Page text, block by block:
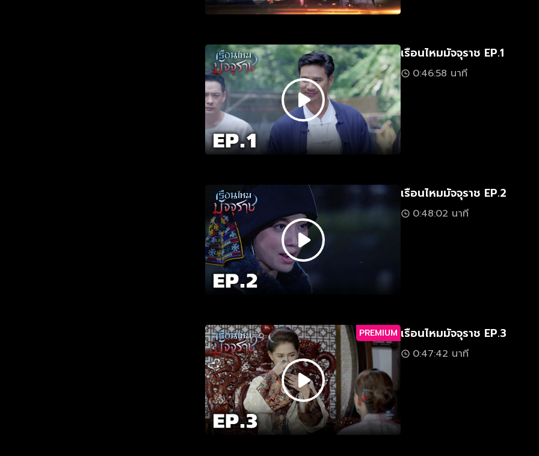
เรือนไหมมัจจุราช EP.1
0:46:58 นาที
เรือนไหมมัจจุราช EP.2
0:48:02 นาที
PREMIUM เรือนไหมมัจจุราช EP.3
0:47:42 นาที